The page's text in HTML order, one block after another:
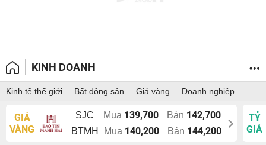
KINH DOANH
Kinh tế thế giới Bất động sản Giá vàng Doanh nghiệp
GIÁ
VÀNG
SJC Mua 139,700 Bán 142,700
BTMH Mua 140,200 Bán 144,200
TỶ
GIÁ